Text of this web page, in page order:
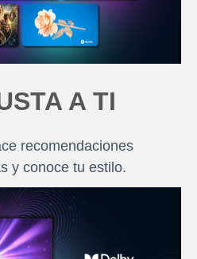
A TI
recomendaciones
y conoce tu estilo.